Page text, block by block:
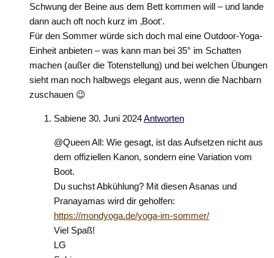
Schwung der Beine aus dem Bett kommen will – und lande
dann auch oft noch kurz im ‚Boot‘.
Für den Sommer würde sich doch mal eine Outdoor-Yoga-
Einheit anbieten – was kann man bei 35° im Schatten
machen (außer die Totenstellung) und bei welchen Übungen
sieht man noch halbwegs elegant aus, wenn die Nachbarn
zuschauen 😉
Sabiene 30. Juni 2024Antworten
@Queen All: Wie gesagt, ist das Aufsetzen nicht aus
dem offiziellen Kanon, sondern eine Variation vom
Boot.
Du suchst Abkühlung? Mit diesen Asanas und
Pranayamas wird dir geholfen:
https://mondyoga.de/yoga-im-sommer/
Viel Spaß!
LG